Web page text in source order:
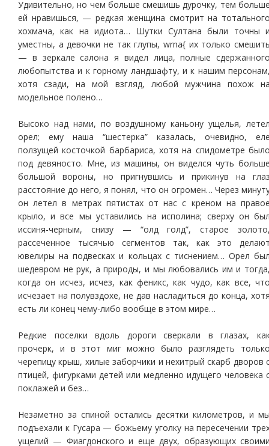
Удивительно, но чем больше смешишь дурочку, тем
ей нравишься, — редкая женщина смотрит на
хохмача, как на идиота… Шутки Султана были точны
уместны, а девочки не так глупы, wrna{ их только
— в зеркале салона я видел лица, полные
любопытства и к горному ландшафту, и к нашим
хотя сзади, на мой взгляд, любой мужчина похож
модельное полено…
Высоко над нами, по воздушному каньону ущелья,
орел; ему наша “шестерка” казалась, очевидно,
ползущей косточкой барбариса, хотя на спидометре
под девяносто. Мне, из машины, он виделся чуть
большой вороны, но пригнувшись и прикинув на
расстояние до него, я понял, что он огромен… Через
он летел в метрах пятистах от нас с креном на
крыло, и все мы уставились на исполина; сверху он
иссиня-черным, снизу — “олд голд”, старое
рассеченное тысячью сегментов так, как это
ювелиры на подвесках и кольцах с тиснением… Орел
шедевром не рук, а природы, и мы любовались им и
когда он исчез, исчез, как феникс, как чудо, как все,
исчезает на полувздохе, не дав насладиться до конца,
есть ли конец чему-либо вообще в этом мире…
Редкие поселки вдоль дороги сверкали в глазах,
прочерк, и в этот миг можно было разглядеть
черепицу крыш, хилые заборчики и нехитрый скарб дворов
птицей, фигурками детей или медленно идущего человека
поклажей и без…
Незаметно за спиной остались десятки километров, и
подъехали к Гусара — божьему уголку на пересечении
ущелий — Фиагдонского и еще двух, образующих